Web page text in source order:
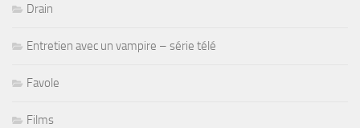
Drain
Entretien avec un vampire – série télé
Favole
Films